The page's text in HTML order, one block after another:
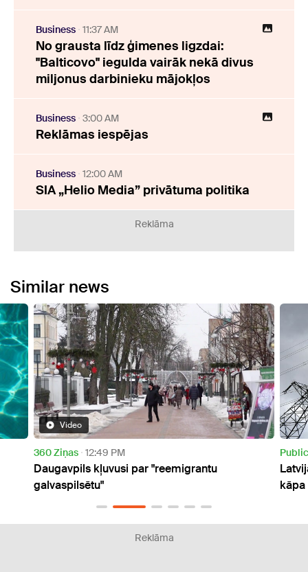
Business 11:37 AM
No grausta līdz ģimenes ligzdai:
"Balticovo" iegulda vairāk nekā divus
miljonus darbinieku mājokļos
Business 3:00 AM
Reklāmas iespējas
Business 12:00 AM
SIA „Helio Media” privātuma politika
Reklāma
Similar news
Public 7:03 PM
Latvijā pagājušajā nedēļā elektroenerģijas cena
kāpa par 50%
Reklāma